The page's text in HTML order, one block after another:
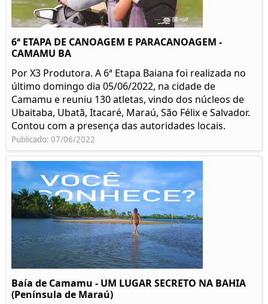
6ª ETAPA DE CANOAGEM E PARACANOAGEM -
CAMAMU BA
Por X3 Produtora. A 6ª Etapa Baiana foi realizada no
último domingo dia 05/06/2022, na cidade de
Camamu e reuniu 130 atletas, vindo dos núcleos de
Ubaitaba, Ubatã, Itacaré, Maraú, São Félix e Salvador.
Contou com a presença das autoridades locais.
Publicado: 07/06/2022
Baía de Camamu - UM LUGAR SECRETO NA BAHIA
(Península de Maraú)